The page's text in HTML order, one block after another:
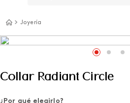
Joyería
Collar Radiant Circle
¿Por qué elegirlo?